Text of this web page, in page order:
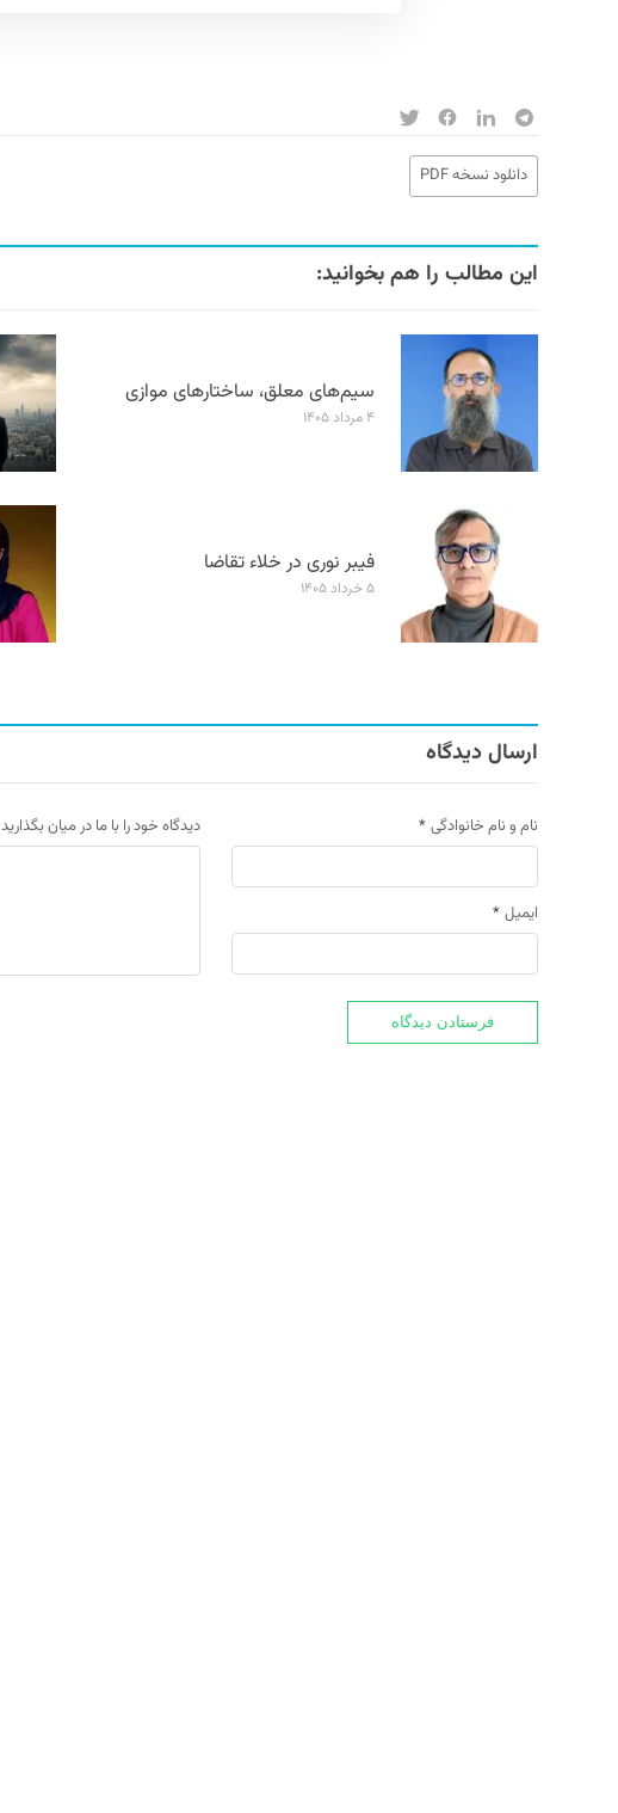
دانلود نسخه PDF
این مطالب را هم بخوانید:
سیم‌های معلق، ساختارهای موازی
۴ مرداد ۱۴۰۵
فیبر نوری در خلاء تقاضا
۵ خرداد ۱۴۰۵
ارسال دیدگاه
نام و نام خانوادگی *
ایمیل *
دیدگاه خود را با ما در میان بگذارید